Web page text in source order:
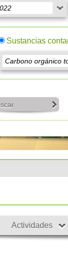
Sustancias
Actividades